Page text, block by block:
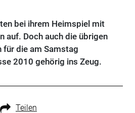
bei ihrem Heimspiel mit
auf. Doch auch die übrigen
für die am Samstag
2010 gehörig ins Zeug.
Teilen